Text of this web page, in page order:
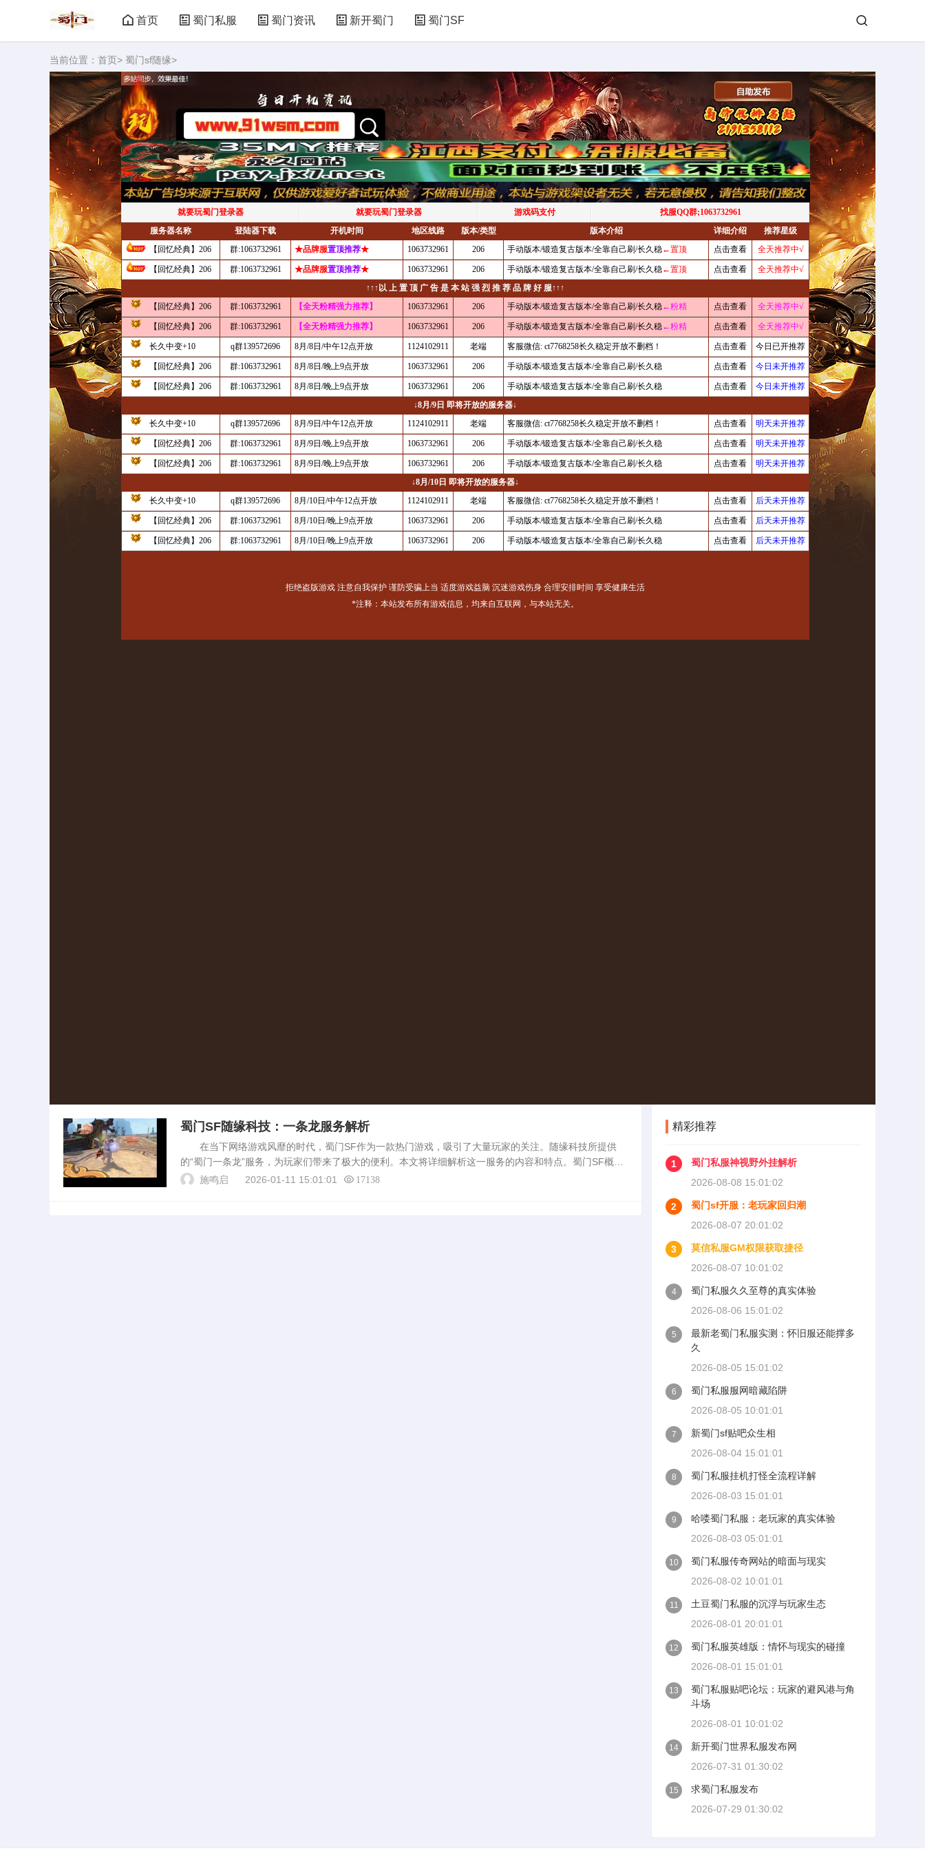
首页 蜀门私服 蜀门资讯 新开蜀门 蜀门SF
当前位置： 首页> 蜀门sf随缘>
蜀门SF随缘科技：一条龙服务解析
在当下网络游戏风靡的时代，蜀门SF作为一款热门游戏，吸引了大量玩家的关注。随缘科技所提供
的“蜀门一条龙”服务，为玩家们带来了极大的便利。本文将详细解析这一服务的内容和特点。蜀门SF概述
蜀门SF（私服）是未经游戏公司授权，由玩家自行搭建的游戏服务器。玩家在这样的服务器上可以体验到
施鸣启 2026-01-11 15:01:01 17138
精彩推荐
1
蜀门私服神视野外挂解析
2026-08-08 15:01:02
2
蜀门sf开服：老玩家回归潮
2026-08-07 20:01:02
3
莫信私服GM权限获取捷径
2026-08-07 10:01:02
4
蜀门私服久久至尊的真实体验
2026-08-06 15:01:02
5
最新老蜀门私服实测：怀旧服还能撑多
久
2026-08-05 15:01:02
6
蜀门私服服网暗藏陷阱
2026-08-05 10:01:01
7
新蜀门sf贴吧众生相
2026-08-04 15:01:01
8
蜀门私服挂机打怪全流程详解
2026-08-03 15:01:01
9
哈喽蜀门私服：老玩家的真实体验
2026-08-03 05:01:01
10
蜀门私服传奇网站的暗面与现实
2026-08-02 10:01:01
11
土豆蜀门私服的沉浮与玩家生态
2026-08-01 20:01:01
12
蜀门私服英雄版：情怀与现实的碰撞
2026-08-01 15:01:01
13
蜀门私服贴吧论坛：玩家的避风港与角
斗场
2026-08-01 10:01:02
14
新开蜀门世界私服发布网
2026-07-31 01:30:02
15
求蜀门私服发布
2026-07-29 01:30:02